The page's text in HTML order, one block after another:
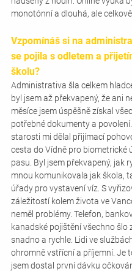
monotónní a dlouhá, ale
Vzpomínáš si na
se pojila s odletem a
školu?
Administrativa šla celkem
byl jsem až překvapený, že ani
měsíce jsem úspěšně získal
potřebné dokumenty a
starosti mi dělal přijímací
cesta do Vídně pro biometrické
pasu. Byl jsem překvapený, jak
mnou komunikovala jak škola,
úřady pro vystavení víz. S
záležitostí kolem života ve
neměl problémy. Telefon,
kanadské pojištění všechno šlo
snadno a rychle. Lidi ve
ohromně vstřícní a příjemní. Je
jsem dostal první dávku